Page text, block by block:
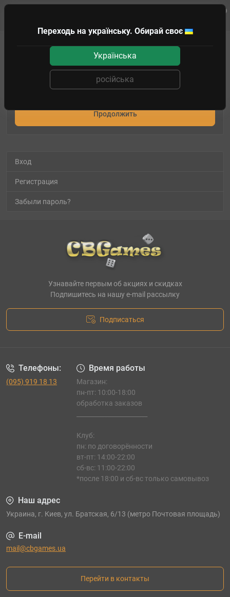
Ваши закладки пусты
Продолжить
Вход
Регистрация
Забыли пароль?
Узнавайте первым об акциях и скидках
Подпишитесь на нашу e-mail рассылку
Подписаться
Телефоны:
(095) 919 18 13
Время работы
Магазин:
пн-пт: 10:00-18:00
обработка заказов
Клуб:
пн: по договорённости
вт-пт: 14:00-22:00
сб-вс: 11:00-22:00
*после 18:00 и сб-вс только самовывоз
Наш адрес
Украина, г. Киев, ул. Братская, 6/13 (метро Почтовая площадь)
E-mail
mail@cbgames.ua
Перейти в контакты
Переходь на українську. Обирай своє
Українська
російська